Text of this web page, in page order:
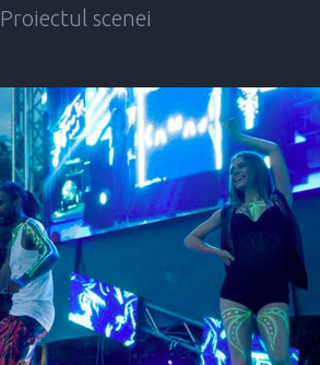
Proiectul scenei